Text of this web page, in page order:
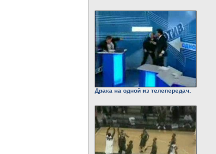
Драка на одной из телепередач.